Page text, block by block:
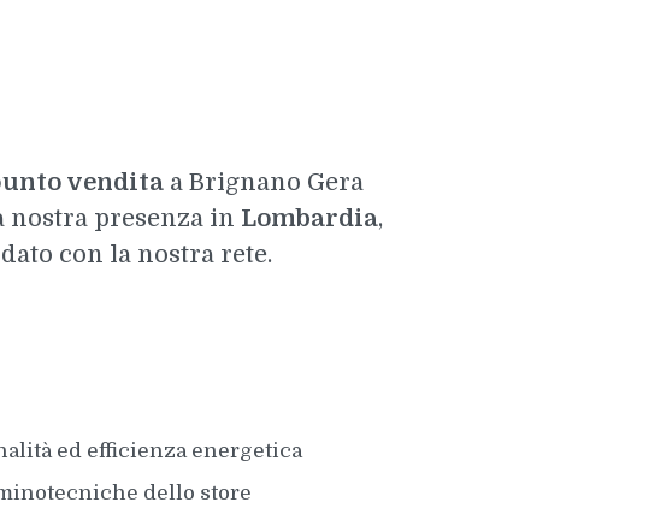
venditaa Brignano Gera
nostra presenza in Lombardia,
con la nostra rete.
ed efficienza energetica
dello store